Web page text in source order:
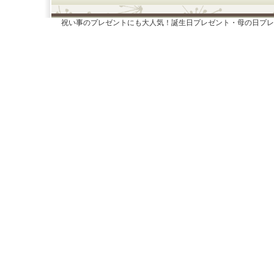
祝い事のプレゼントにも大人気！誕生日プレゼント・母の日プ